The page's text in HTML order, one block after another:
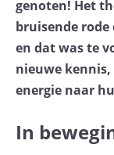
genoten! Het
bruisende
en dat was te
nieuwe
energie naar
In